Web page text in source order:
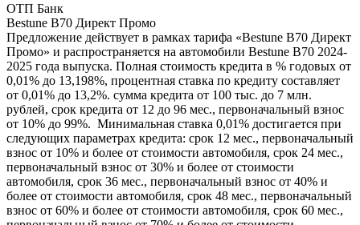
ОТП Банк
Bestune B70 Директ Промо
Предложение действует в рамках тарифа «Bestune B70 Директ
Промо» и распространяется на автомобили Bestune B70 2024-
2025 года выпуска. Полная стоимость кредита в % годовых от
0,01% до 13,198%, процентная ставка по кредиту составляет
от 0,01% до 13,2%. сумма кредита от 100 тыс. до 7 млн.
рублей, срок кредита от 12 до 96 мес., первоначальный взнос
от 10% до 99%. Минимальная ставка 0,01% достигается при
следующих параметрах кредита: срок 12 мес., первоначальный
взнос от 10% и более от стоимости автомобиля, срок 24 мес.,
первоначальный взнос от 30% и более от стоимости
автомобиля, срок 36 мес., первоначальный взнос от 40% и
более от стоимости автомобиля, срок 48 мес., первоначальный
взнос от 60% и более от стоимости автомобиля, срок 60 мес.,